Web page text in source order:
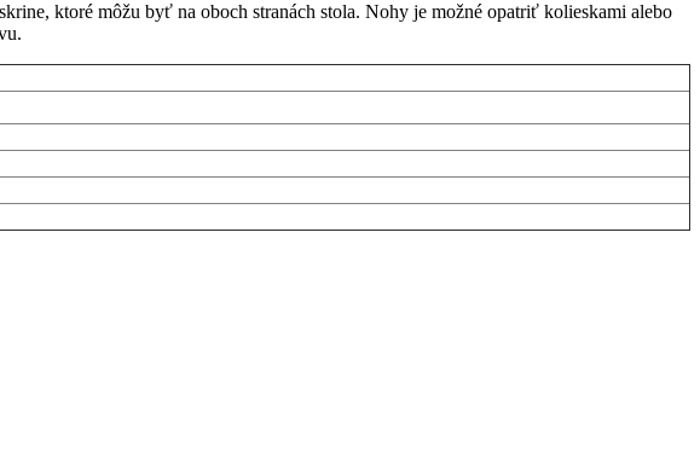
ktoré môžu byť na oboch stranách stola. Nohy je možné opatriť kolieskami alebo